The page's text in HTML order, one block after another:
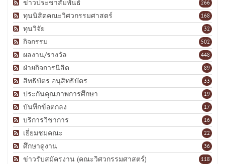
266
ข่าวประชาสัมพันธ์
168
ทุนนิสิตคณะวิศวกรรมศาสตร์
32
ทุนวิจัย
502
กิจกรรม
448
ผลงาน/รางวัล
89
ฝ่ายกิจการนิสิต
33
สิทธิบัตร อนุสิทธิบัตร
19
ประกันคุณภาพการศึกษา
17
บันทึกข้อตกลง
16
บริการวิชาการ
22
เยี่ยมชมคณะ
36
ศึกษาดูงาน
118
ข่าวรับสมัครงาน (คณะวิศวกรรมศาสตร์)